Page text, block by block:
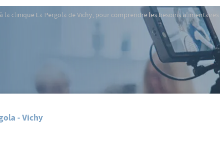
clinique La Pergola de Vichy, pour comprendre les besoins
- Vichy